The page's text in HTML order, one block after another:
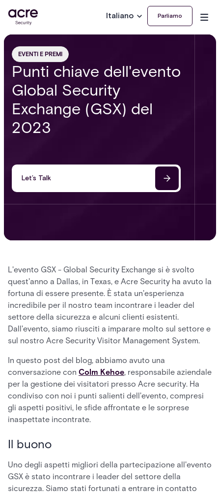
Italiano Parliamo
EVENTI E PREMI
Punti chiave dell'evento
Global Security
Exchange (GSX) del
2023
Let’s Talk
L'evento GSX - Global Security Exchange si è svolto
quest'anno a Dallas, in Texas, e Acre Security ha avuto la
fortuna di essere presente. È stata un'esperienza
incredibile per il nostro team incontrare i leader del
settore della sicurezza e alcuni clienti esistenti.
Dall'evento, siamo riusciti a imparare molto sul settore e
sul nostro Acre Security Visitor Management System.
In questo post del blog, abbiamo avuto una
conversazione con Colm Kehoe, responsabile aziendale
per la gestione dei visitatori presso Acre security. Ha
condiviso con noi i punti salienti dell'evento, compresi
gli aspetti positivi, le sfide affrontate e le sorprese
inaspettate incontrate.
Il buono
Uno degli aspetti migliori della partecipazione all'evento
GSX è stato incontrare i leader del settore della
sicurezza. Siamo stati fortunati a entrare in contatto